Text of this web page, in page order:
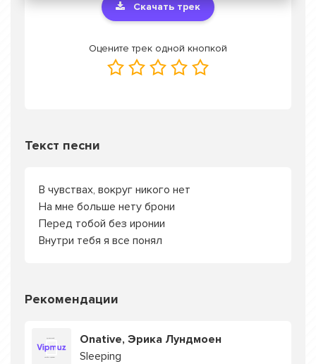
Скачать трек
Оцените трек одной кнопкой
Текст песни
В чувствах, вокруг никого нет
На мне больше нету брони
Перед тобой без иронии
Внутри тебя я все понял
Рекомендации
Onative, Эрика Лундмоен
Sleeping